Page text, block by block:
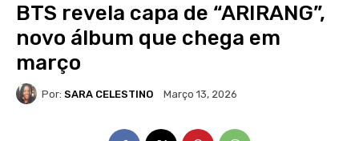
BTS revela capa de “ARIRANG”,
novo álbum que chega em
março
Por: SARA CELESTINO Março 13, 2026